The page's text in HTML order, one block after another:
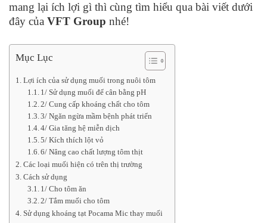
mang lại ích lợi gì thì cùng tìm hiểu qua bài viết dưới
đây của VFT Group nhé!
Mục Lục
Lợi ích của sử dụng muối trong nuôi tôm
1/ Sử dụng muối để cân bằng pH
2/ Cung cấp khoáng chất cho tôm
3/ Ngăn ngừa mầm bệnh phát triển
4/ Gia tăng hệ miễn dịch
5/ Kích thích lột vỏ
6/ Nâng cao chất lượng tôm thịt
Các loại muối hiện có trên thị trường
Cách sử dụng
1/ Cho tôm ăn
2/ Tắm muối cho tôm
Sử dụng khoáng tạt Pocama Mic thay muối